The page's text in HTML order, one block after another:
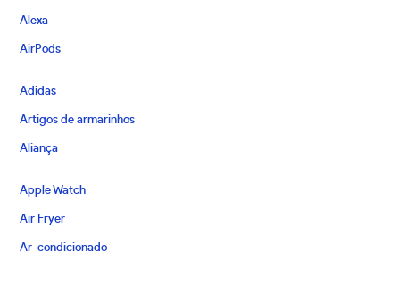
Alexa
AirPods
Adidas
Artigos de armarinhos
Aliança
Apple Watch
Air Fryer
Ar-condicionado